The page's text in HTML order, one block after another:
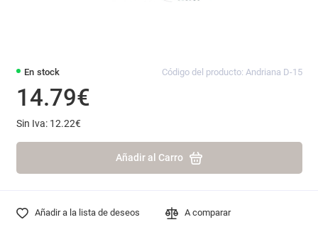
En stock Código del producto: Andriana D-15
14.79€
Sin Iva: 12.22€
Añadir al Carro
Añadir a la lista de deseos A comparar